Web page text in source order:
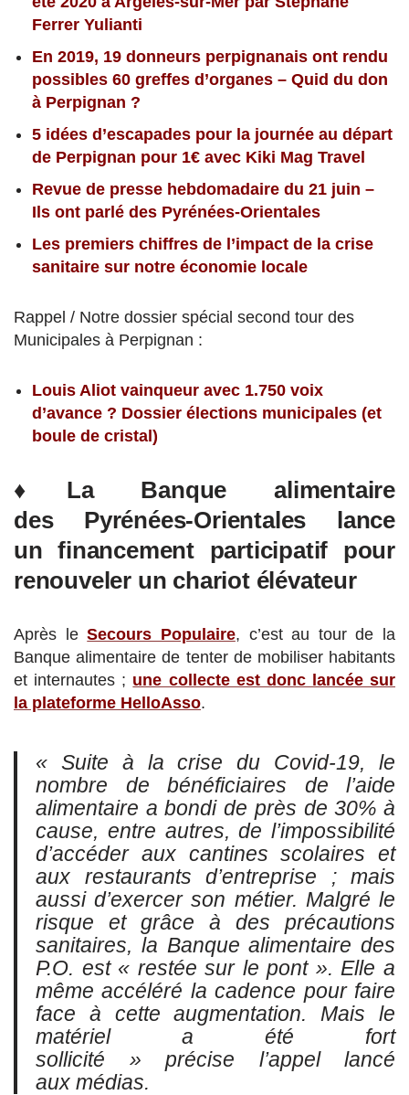
Ferrer Yulianti
En 2019, 19 donneurs perpignanais ont rendu
possibles 60 greffes d’organes – Quid du don
à Perpignan ?
5 idées d’escapades pour la journée au départ
de Perpignan pour 1€ avec Kiki Mag Travel
Revue de presse hebdomadaire du 21 juin –
Ils ont parlé des Pyrénées-Orientales
Les premiers chiffres de l’impact de la crise
sanitaire sur notre économie locale
Rappel / Notre dossier spécial second tour des
Municipales à Perpignan :
Louis Aliot vainqueur avec 1.750 voix
d’avance ? Dossier élections municipales (et
boule de cristal)
♦La Banque alimentaire
des Pyrénées-Orientales lance
un financement participatif pour
renouveler un chariot élévateur
Après leSecours Populaire, c’est au tour de la
Banque alimentaire de tenter de mobiliser habitants
et internautes ; une collecte est donc lancée sur
la plateforme HelloAsso.
« Suite à la crise du Covid-19, le
nombre de bénéficiaires de l’aide
alimentaire a bondi de près de 30% à
cause, entre autres, de l’impossibilité
d’accéder aux cantines scolaires et
aux restaurants d’entreprise ;mais
aussi d’exercer son métier. Malgré le
risque et grâce à des précautions
sanitaires, la Banque alimentaire des
P.O. est « restée sur le pont ». Elle a
même accéléré la cadence pour faire
face à cette augmentation. Mais le
matériel a été fort
sollicité » précise l’appel lancé
aux médias.